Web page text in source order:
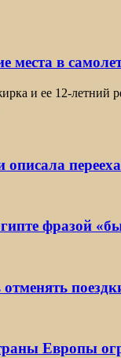
в
и ее 12-летний
фразой
Европы